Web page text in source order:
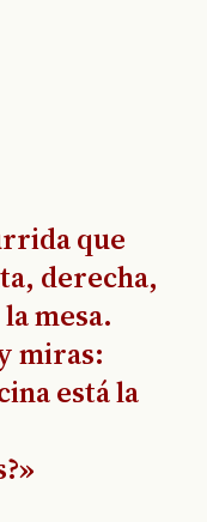
que
derecha,
mesa.
miras:
está la
»